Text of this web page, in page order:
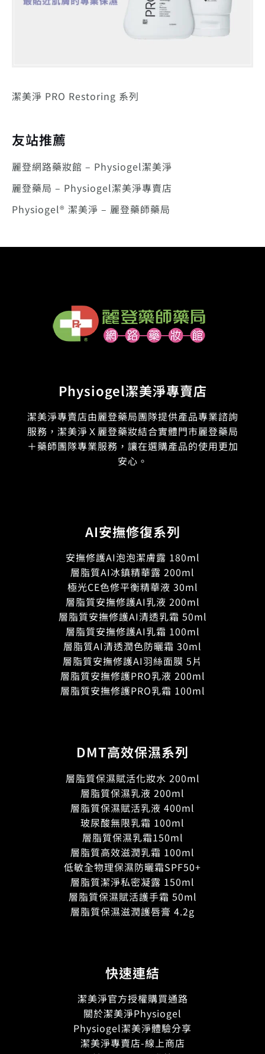
潔美淨 PRO Restoring 系列
友站推薦
麗登網路藥妝館 – Physiogel潔美淨
麗登藥局 – Physiogel潔美淨專賣店
Physiogel® 潔美淨 – 麗登藥師藥局
Physiogel潔美淨專賣店
潔美淨專賣店由麗登藥局團隊提供產品專業諮詢
服務，潔美淨Ｘ麗登藥妝結合實體門市麗登藥局
＋藥師團隊專業服務，讓在選購產品的使用更加
安心。
AI安撫修復系列
安撫修護AI泡泡潔膚露 180ml
層脂質AI冰鎮精華露 200ml
極光CE色修平衡精華液 30ml
層脂質安撫修護AI乳液 200ml
層脂質安撫修護AI清透乳霜 50ml
層脂質安撫修護AI乳霜 100ml
層脂質AI清透潤色防曬霜 30ml
層脂質安撫修護AI羽絲面膜 5片
層脂質安撫修護PRO乳液 200ml
層脂質安撫修護PRO乳霜 100ml
DMT高效保濕系列
層脂質保濕賦活化妝水 200ml
層脂質保濕乳液 200ml
層脂質保濕賦活乳液 400ml
玻尿酸無限乳霜 100ml
層脂質保濕乳霜150ml
層脂質高效滋潤乳霜 100ml
低敏全物理保濕防曬霜SPF50+
層脂質潔淨私密凝露 150ml
層脂質保濕賦活護手霜 50ml
層脂質保濕滋潤護唇膏 4.2g
快速連結
潔美淨官方授權購買通路
關於潔美淨Physiogel
Physiogel潔美淨體驗分享
潔美淨專賣店-線上商店